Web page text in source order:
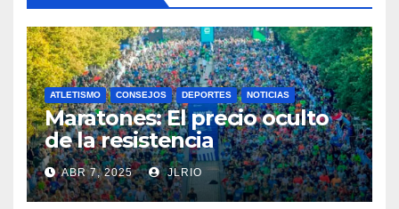
ATLETISMO CONSEJOS DEPORTES NOTICIAS
Maratones: El precio oculto
de la resistencia
ABR 7, 2025 JLRIO